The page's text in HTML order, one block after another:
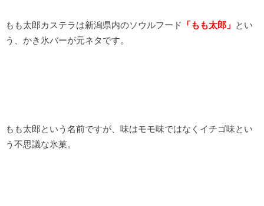
もも太郎カステラは新潟県内のソウルフード 「もも太郎」
とい
う、かき氷バーが元ネタです。
もも太郎という名前ですが、味はモモ味ではなくイチゴ味とい
う不思議な氷菓。